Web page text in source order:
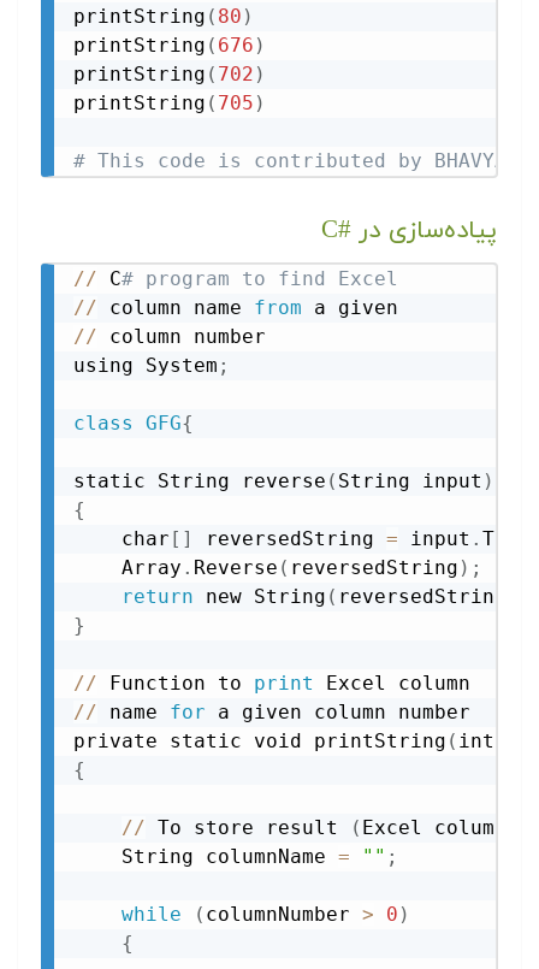
printString ( 80 )
printString ( 676 )
printString ( 702 )
printString ( 705 )
# This code is contributed by BHAVYA
پیاده‌سازی در C#‎
// C# program to find Excel
// column name from
// column number
using System ;
class GFG{
static String reverse ( String input )
{
    char
[ ] reversedString = input .
    Array
. Reverse ( reversedString ) ;
return new String ( reversedString
}
// Function to print
// name for a given column number
private static void printString ( int
{
// To store result ( Excel column
    String columnName
= "" ;
while ( columnNumber > 0 )
{